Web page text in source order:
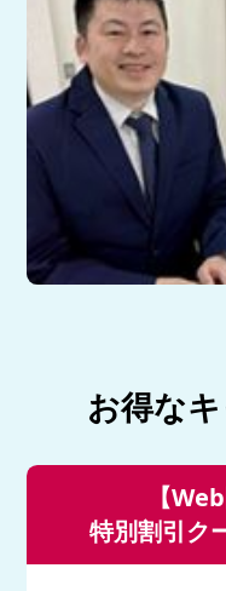
お得な
【
特別割引ク